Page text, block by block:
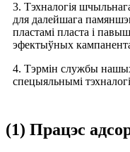
3. Тэхналогія
для далейшага
пластамі пласта і
эфектыўных
4. Тэрмін службы
спецыяльнымі
(1) Працэс